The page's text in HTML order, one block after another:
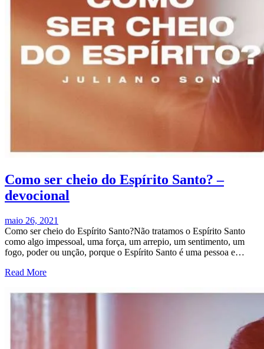
Como ser cheio do Espírito Santo? –
devocional
maio 26, 2021
Como ser cheio do Espírito Santo?Não tratamos o Espírito Santo
como algo impessoal, uma força, um arrepio, um sentimento, um
fogo, poder ou unção, porque o Espírito Santo é uma pessoa e…
Read More